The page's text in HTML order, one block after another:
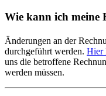
Wie kann ich meine
Änderungen an der
durchgeführt werden. Hier
uns die betroffene
werden müssen.